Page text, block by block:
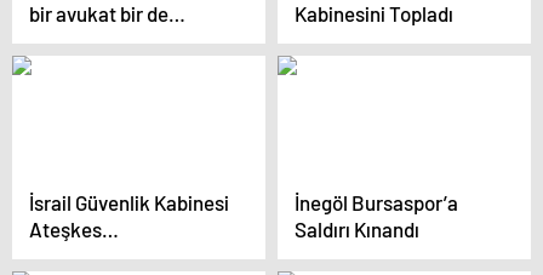
bir avukat bir de
telefon koyun, örgütü
dağıtır
Kabinesini Topladı
İsrail Güvenlik Kabinesi
Ateşkes
Görüşmelerine Başladı
İnegöl Bursaspor’a
Saldırı Kınandı